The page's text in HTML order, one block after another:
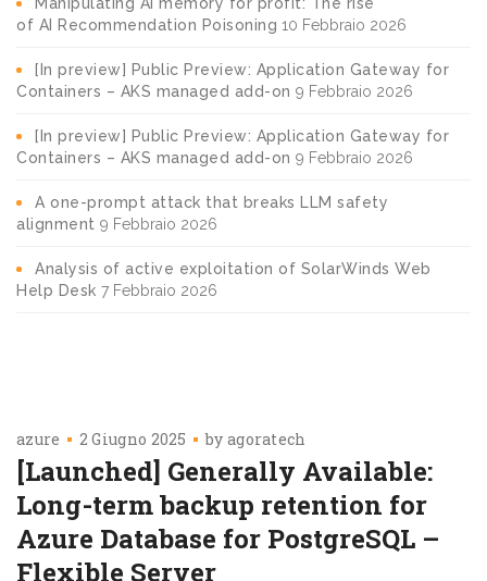
of AI Recommendation Poisoning 10 Febbraio 2026
[In preview] Public Preview: Application Gateway for
Containers – AKS managed add-on 9 Febbraio 2026
[In preview] Public Preview: Application Gateway for
Containers – AKS managed add-on 9 Febbraio 2026
A one-prompt attack that breaks LLM safety
alignment 9 Febbraio 2026
Analysis of active exploitation of SolarWinds Web
Help Desk 7 Febbraio 2026
azure 2 Giugno 2025 by agoratech
[Launched] Generally Available:
Long-term backup retention for
Azure Database for PostgreSQL –
Flexible Server